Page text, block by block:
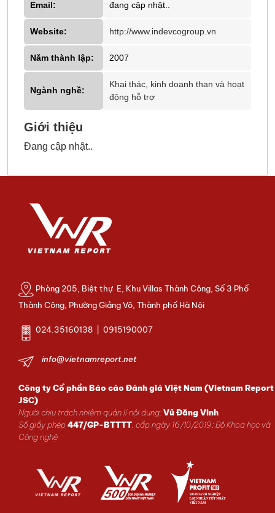
Email: đang cập nhật..
Website: http://www.indevcogroup.vn
Năm thành lập: 2007
Ngành nghề:
Khai thác, kinh doanh than và hoạt
động hỗ trợ
Giới thiệu
Đang cập nhật..
Phòng 205, Biệt thự E, Khu Villas Thành Công, Số 3 Phố
Thành Công, Phường Giảng Võ, Thành phố Hà Nội
024.35160138 | 0915190007
info@vietnamreport.net
Công ty Cổ phần Báo cáo Đánh giá Việt Nam (Vietnam Report
JSC)
Người chịu trách nhiệm quản lí nội dung:Vũ Đăng Vinh
Số giấy phép447/GP-BTTTT, cấp ngày 16/10/2019; Bộ Khoa học và
Công nghệ